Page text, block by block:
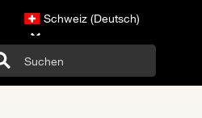
Schweiz (Deutsch)